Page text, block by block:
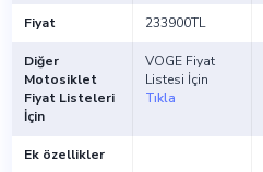
Fiyat 233900TL
Diğer
Motosiklet
Fiyat Listeleri
İçin
VOGE Fiyat
Listesi İçin
Tıkla
Ek özellikler